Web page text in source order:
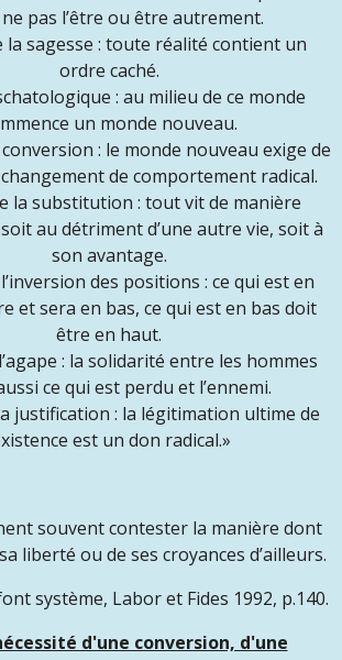
pas l’être ou être autrement.
la sagesse : toute réalité contient un
ordre caché.
: au milieu de ce monde
un monde nouveau.
: le monde nouveau exige de
de comportement radical.
la substitution : tout vit de manière
au détriment d’une autre vie, soit à
son avantage.
des positions : ce qui est en
et sera en bas, ce qui est en bas doit
être en haut.
: la solidarité entre les hommes
ce qui est perdu et l’ennemi.
justification : la légitimation ultime de
est un don radical.»
souvent contester la manière dont
liberté ou de ses croyances d’ailleurs.
système, Labor et Fides 1992, p.140.
d'une conversion, d'une